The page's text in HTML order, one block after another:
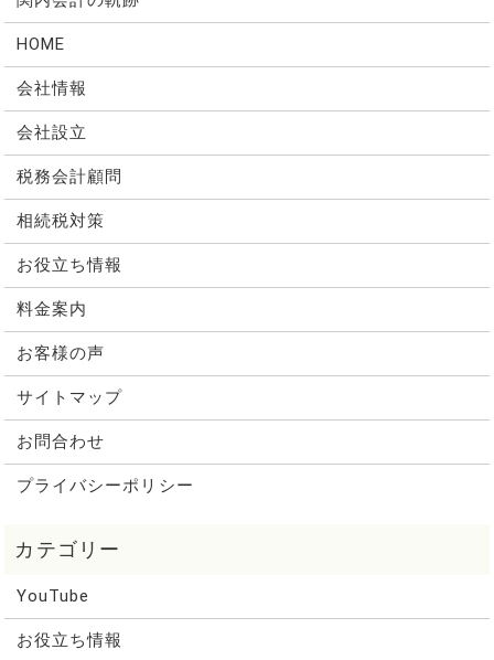
HOME
会社情報
会社設立
税務会計顧問
相続税対策
お役立ち情報
料金案内
お客様の声
サイトマップ
お問合わせ
プライバシーポリシー
YouTube
お役立ち情報